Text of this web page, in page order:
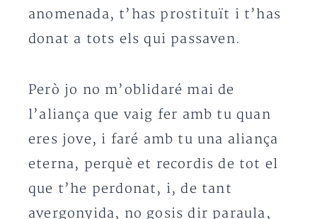
anomenada, t’has prostituït i t’has
donat a tots els qui passaven.
Però jo no m’oblidaré mai de
l’aliança que vaig fer amb tu quan
eres jove, i faré amb tu una aliança
eterna, perquè et recordis de tot el
que t’he perdonat, i, de tant
avergonyida, no gosis dir paraula,